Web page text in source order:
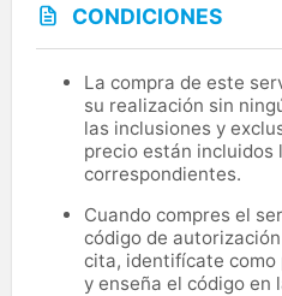
CONDICIONES
La compra de este
su realización sin
las inclusiones y
precio están incluidos
correspondientes.
Cuando compres el
código de
cita, identifícate como
y enseña el código en